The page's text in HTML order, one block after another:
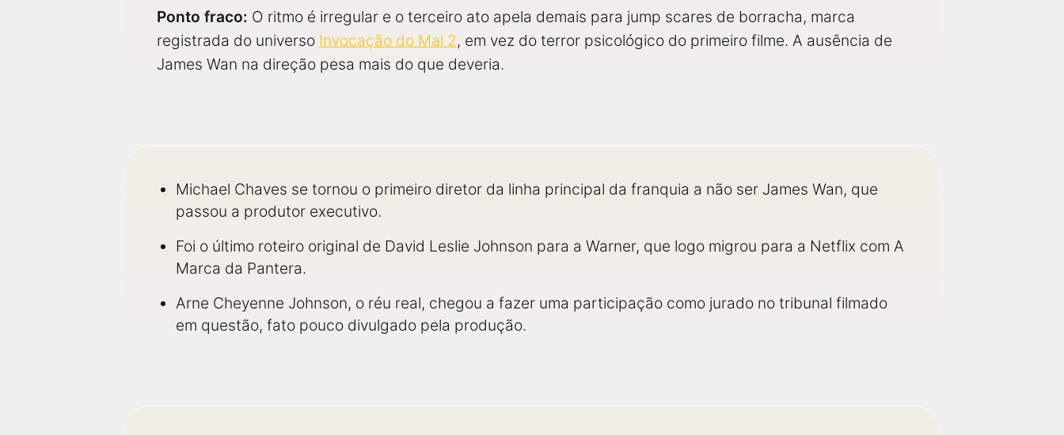
Ponto fraco: O ritmo é irregular e o terceiro ato apela demais para jump scares de borracha, marca
registrada do universo Invocação do Mal 2, em vez do terror psicológico do primeiro filme. A ausência de
James Wan na direção pesa mais do que deveria.
Michael Chaves se tornou o primeiro diretor da linha principal da franquia a não ser James Wan, que
passou a produtor executivo.
Foi o último roteiro original de David Leslie Johnson para a Warner, que logo migrou para a Netflix com A
Marca da Pantera.
Arne Cheyenne Johnson, o réu real, chegou a fazer uma participação como jurado no tribunal filmado
em questão, fato pouco divulgado pela produção.